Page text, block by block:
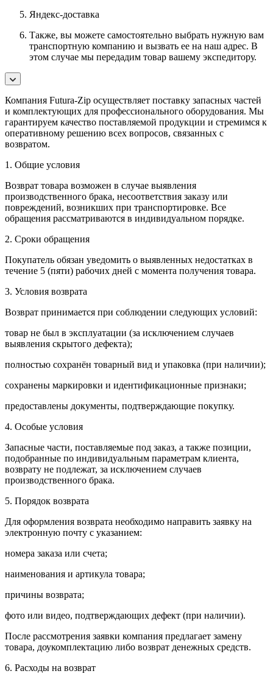
Яндекс-доставка
Также, вы можете самостоятельно выбрать нужную вам
транспортную компанию и вызвать ее на наш адрес. В
этом случае мы передадим товар вашему экспедитору.
Компания Futura-Zip осуществляет поставку запасных частей
и комплектующих для профессионального оборудования. Мы
гарантируем качество поставляемой продукции и стремимся к
оперативному решению всех вопросов, связанных с
возвратом.
1. Общие условия
Возврат товара возможен в случае выявления
производственного брака, несоответствия заказу или
повреждений, возникших при транспортировке. Все
обращения рассматриваются в индивидуальном порядке.
2. Сроки обращения
Покупатель обязан уведомить о выявленных недостатках в
течение 5 (пяти) рабочих дней с момента получения товара.
3. Условия возврата
Возврат принимается при соблюдении следующих условий:
товар не был в эксплуатации (за исключением случаев
выявления скрытого дефекта);
полностью сохранён товарный вид и упаковка (при наличии);
сохранены маркировки и идентификационные признаки;
предоставлены документы, подтверждающие покупку.
4. Особые условия
Запасные части, поставляемые под заказ, а также позиции,
подобранные по индивидуальным параметрам клиента,
возврату не подлежат, за исключением случаев
производственного брака.
5. Порядок возврата
Для оформления возврата необходимо направить заявку на
электронную почту с указанием:
номера заказа или счета;
наименования и артикула товара;
причины возврата;
фото или видео, подтверждающих дефект (при наличии).
После рассмотрения заявки компания предлагает замену
товара, доукомплектацию либо возврат денежных средств.
6. Расходы на возврат